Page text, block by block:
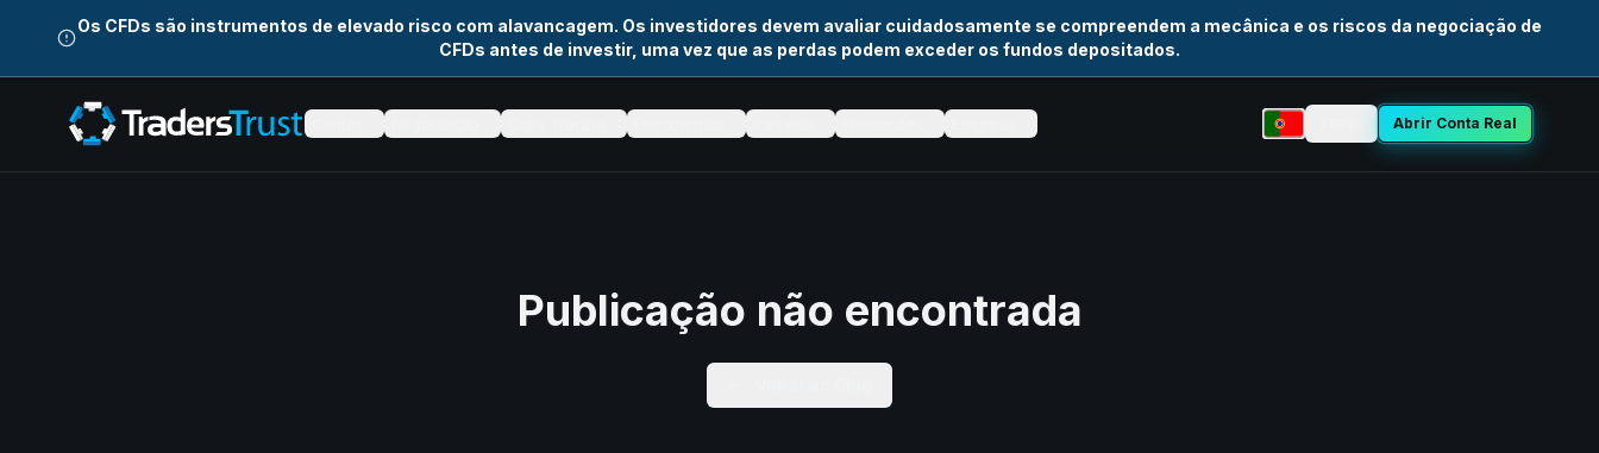
Os CFDs são instrumentos de elevado risco com alavancagem. Os investidores devem avaliar cuidadosamente se compreendem a mecânica e os riscos da negociação de
CFDs antes de investir, uma vez que as perdas podem exceder os fundos depositados.
Selecionar idioma
Abrir Conta Real
Publicação não encontrada